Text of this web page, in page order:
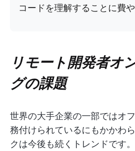
コードを理解することに費
リモート開発者オ
グの課題
世界の大手企業の一部ではオ
務付けられているにもかかわ
クは今後も続くトレンドです。